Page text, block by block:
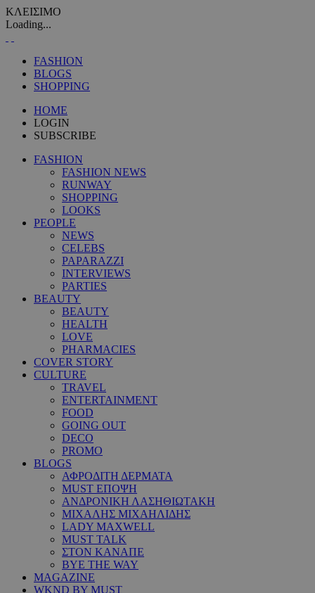
ΚΛΕΙΣΙΜΟ
Loading...
FASHION
BLOGS
SHOPPING
HOME
LOGIN
SUBSCRIBE
FASHION
FASHION NEWS
RUNWAY
SHOPPING
LOOKS
PEOPLE
NEWS
CELEBS
PAPARAZZI
INTERVIEWS
PARTIES
BEAUTY
BEAUTY
HEALTH
LOVE
PHARMACIES
COVER STORY
CULTURE
TRAVEL
ENTERTAINMENT
FOOD
GOING OUT
DECO
PROMO
BLOGS
ΑΦΡΟΔΙΤΗ ΔΕΡΜΑΤΑ
MUST ΕΠΟΨΗ
ΑΝΔΡΟΝΙΚΗ ΛΑΣΗΘΙΩΤΑΚΗ
ΜΙΧΑΛΗΣ ΜΙΧΑΗΛΙΔΗΣ
LADY MAXWELL
MUST TALK
ΣΤΟΝ ΚΑΝΑΠΕ
BYE THE WAY
MAGAZINE
WKND BY MUST